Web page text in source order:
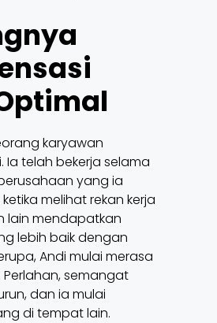
karyawan
Ia telah bekerja selama
yang ia
melihat rekan kerja
lain mendapatkan
lebih baik dengan
Andi mulai merasa
semangat
dan ia mulai
di tempat lain.